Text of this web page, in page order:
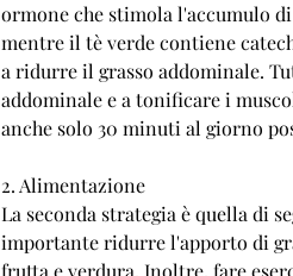
ormone che stimola l'accumulo
mentre il tè verde contiene
a ridurre il grasso addominale.
addominale e a tonificare i
anche solo 30 minuti al giorno
2. Alimentazione
La seconda strategia è quella di
importante ridurre l'apporto di